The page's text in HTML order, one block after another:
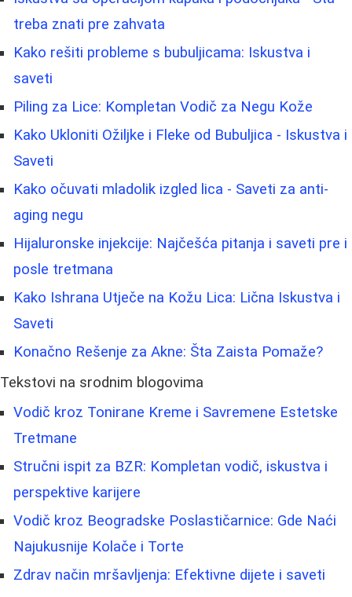
treba znati pre zahvata
Kako rešiti probleme s bubuljicama: Iskustva i
saveti
Piling za Lice: Kompletan Vodič za Negu Kože
Kako Ukloniti Ožiljke i Fleke od Bubuljica - Iskustva i
Saveti
Kako očuvati mladolik izgled lica - Saveti za anti-
aging negu
Hijaluronske injekcije: Najčešća pitanja i saveti pre i
posle tretmana
Kako Ishrana Utječe na Kožu Lica: Lična Iskustva i
Saveti
Konačno Rešenje za Akne: Šta Zaista Pomaže?
Tekstovi na srodnim blogovima
Vodič kroz Tonirane Kreme i Savremene Estetske
Tretmane
Stručni ispit za BZR: Kompletan vodič, iskustva i
perspektive karijere
Vodič kroz Beogradske Poslastičarnice: Gde Naći
Najukusnije Kolače i Torte
Zdrav način mršavljenja: Efektivne dijete i saveti